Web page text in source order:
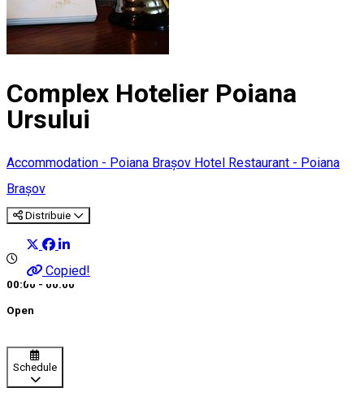
Complex Hotelier Poiana
Ursului
Accommodation - Poiana Brașov Hotel Restaurant - Poiana
Brașov
Distribuie
Copied!
00:00 - 00:00
Open
Schedule